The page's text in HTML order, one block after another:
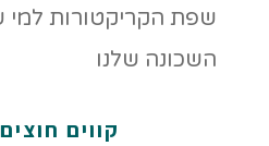
קווים